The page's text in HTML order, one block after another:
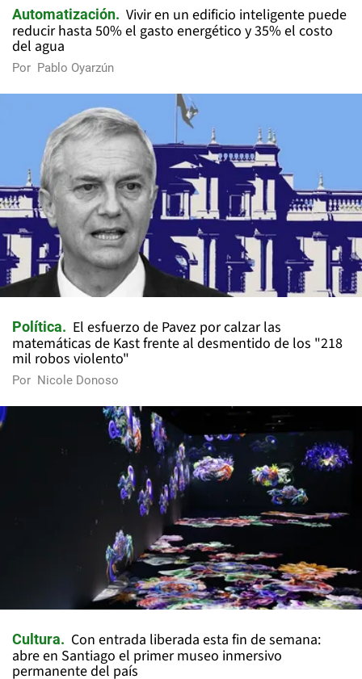
Automatización
Vivir en un edificio inteligente puede
reducir hasta 50% el gasto energético y 35% el costo
del agua
Por Pablo Oyarzún
Política
El esfuerzo de Pavez por calzar las
matemáticas de Kast frente al desmentido de los "218
mil robos violento"
Por Nicole Donoso
Cultura
Con entrada liberada esta fin de semana:
abre en Santiago el primer museo inmersivo
permanente del país